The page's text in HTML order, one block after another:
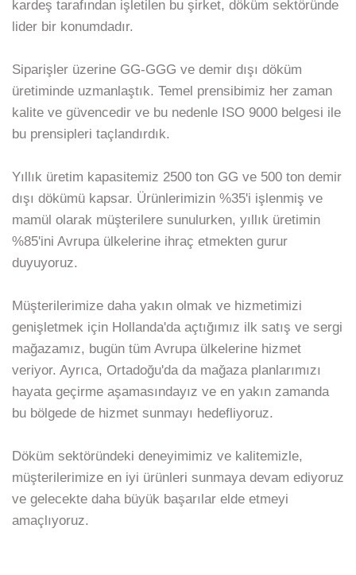
kardeş tarafından işletilen bu şirket, döküm sektöründe
lider bir konumdadır.
Siparişler üzerine GG-GGG ve demir dışı döküm
üretiminde uzmanlaştık. Temel prensibimiz her zaman
kalite ve güvencedir ve bu nedenle ISO 9000 belgesi ile
bu prensipleri taçlandırdık.
Yıllık üretim kapasitemiz 2500 ton GG ve 500 ton demir
dışı dökümü kapsar. Ürünlerimizin %35'i işlenmiş ve
mamül olarak müşterilere sunulurken, yıllık üretimin
%85'ini Avrupa ülkelerine ihraç etmekten gurur
duyuyoruz.
Müşterilerimize daha yakın olmak ve hizmetimizi
genişletmek için Hollanda'da açtığımız ilk satış ve sergi
mağazamız, bugün tüm Avrupa ülkelerine hizmet
veriyor. Ayrıca, Ortadoğu'da da mağaza planlarımızı
hayata geçirme aşamasındayız ve en yakın zamanda
bu bölgede de hizmet sunmayı hedefliyoruz.
Döküm sektöründeki deneyimimiz ve kalitemizle,
müşterilerimize en iyi ürünleri sunmaya devam ediyoruz
ve gelecekte daha büyük başarılar elde etmeyi
amaçlıyoruz.